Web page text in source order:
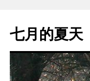
content
七月的夏天